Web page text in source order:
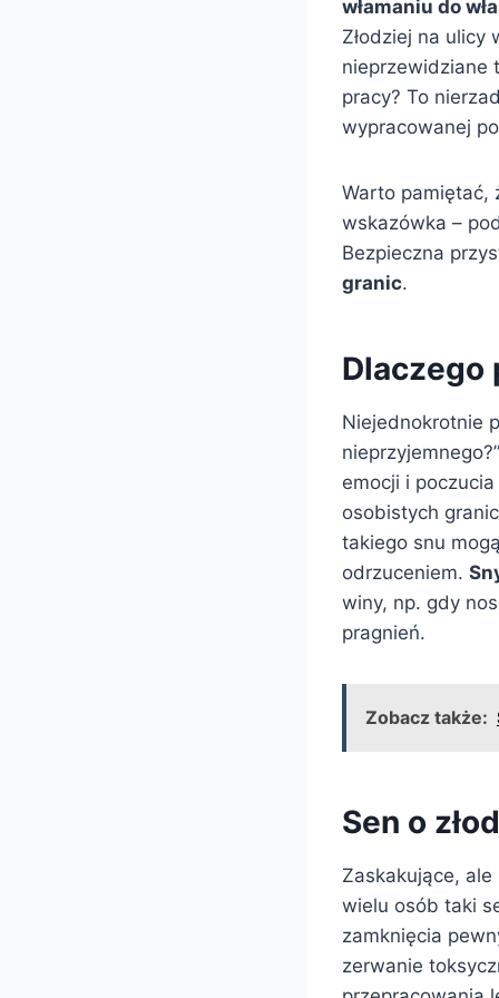
włamaniu do
Złodziej na
nieprzewidziane
pracy? To
wypracowanej
Warto pamiętać,
wskazówka –
Bezpieczna
granic.
Dlaczego
Niejednokrotnie
emocji i
osobistych
takiego snu
odrzuceniem.
winy, np. gdy
pragnień.
Zobacz także:
Sen o
Zaskakujące, ale
wielu osób taki
zamknięcia
zerwanie